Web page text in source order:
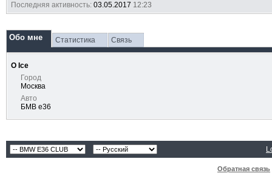
Последняя активность:03.05.2017 12:23
Обо мне Статистика Связь
О Ice
Город
Москва
Авто
БМВ е36
Обратная связь